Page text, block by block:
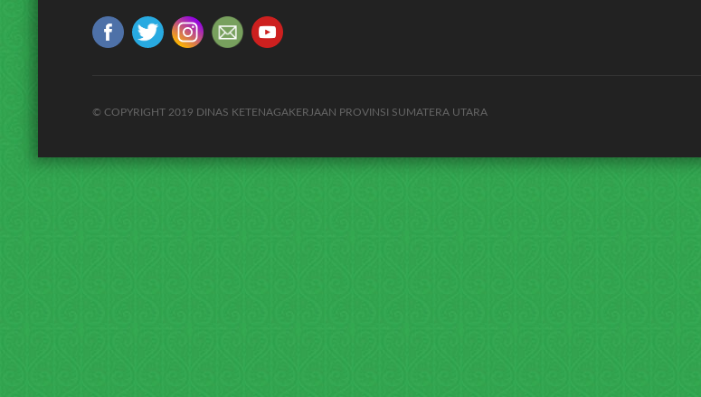
© COPYRIGHT 2019 DINAS KETENAGAKERJAAN PROVINSI SUMATERA UTARA